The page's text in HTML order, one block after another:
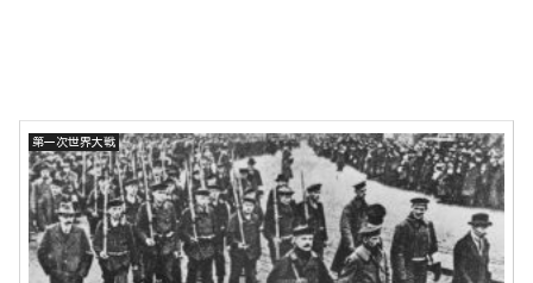
第一次世界大戦